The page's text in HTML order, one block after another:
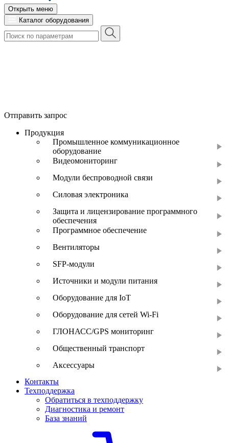
Открыть меню
Каталог оборудования
Отправить запрос
Продукция
Промышленное коммуникационное
оборудование
Видеомониторинг
Модули беспроводной связи
Силовая электроника
Защита и лицензирование программного
обеспечения
Программное обеспечение
Вентиляторы
SFP-модули
Источники и модули питания
Оборудование для IoT
Оборудование для сетей Wi-Fi
ГЛОНАСС/GPS мониторинг
Общественный транспорт
Аксессуары
Контакты
Техподдержка
Обратиться в техподдержку
Диагностика и ремонт
База знаний